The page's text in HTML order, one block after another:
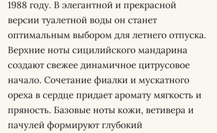
1988 году. В элегантной и прекрасной
версии туалетной воды он станет
оптимальным выбором для летнего отпуска.
Верхние ноты сицилийского мандарина
создают свежее динамичное цитрусовое
начало. Сочетание фиалки и мускатного
ореха в сердце придает аромату мягкость и
пряность. Базовые ноты кожи, ветивера и
пачулей формируют глубокий